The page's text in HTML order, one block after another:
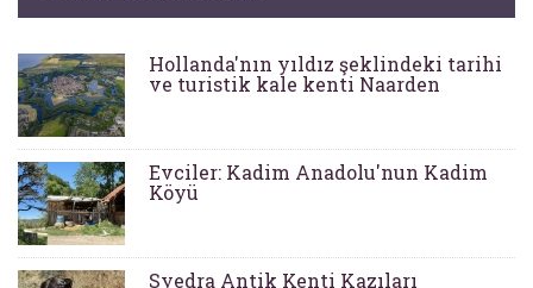
Hollanda'nın yıldız şeklindeki tarihi
ve turistik kale kenti Naarden
Evciler: Kadim Anadolu'nun Kadim
Köyü
Syedra Antik Kenti Kazıları